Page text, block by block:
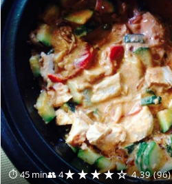
⏱ 45 min👥 4★★★★☆ 4.39 (96)